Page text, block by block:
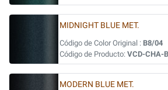
MIDNIGHT BLUE MET.
Código de Color Original : B8/04
Código de Producto: VCD-CHA-
MODERN BLUE MET.